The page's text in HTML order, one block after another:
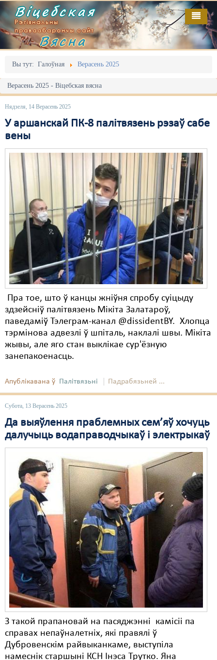
Віцебская
Рэгіянальны
праваабарончы сайт
Вясна
Вы тут: Галоўная Верасень 2025
Верасень 2025 - Віцебская вясна
Нядзеля, 14 Верасень 2025
У аршанскай ПК-8 палітвязень рэзаў сабе
вены
Пра тое, што ў канцы жніўня спробу суіцыду
здзейсніў палітвязень Мікіта Залатароў,
паведаміў Тэлеграм-канал @dissidentBY. Хлопца
тэрмінова адвезлі ў шпіталь, наклалі швы. Мікіта
жывы, але яго стан выклікае сур'ёзную
занепакоенасць.
Апублікавана ў Палітвязьні Падрабязьней ...
Субота, 13 Верасень 2025
Да выяўлення праблемных сем’яў хочуць
далучыць водаправодчыкаў і электрыкаў
З такой прапановай на пасяджэнні камісіі па
справах непаўналетніх, які правялі ў
Дубровенскім райвыканкаме, выступіла
намеснік старшыні КСН Інэса Трутко. Яна
Галоўная
Адміністрацыйны перасьлед
Акцыі
Выбары
Грамадзянскія ініцыятывы
Дзяржава
Дыскрымінацыя
Затрыманьні
Карная псыхіятрыя
КПЧ ААН
Культурныя правы
ЛПП
Мігранты
Мірныя сходы
Палітвязьні
Праваабаронцы
Пэнітэнцыярная сыстэма
Рознае
Свабода сумленьня
Суд
Сьмяротнае пакараньне
Экалёгія
Правы працоўных
Сацыяльныя правы
Выданьні
Відэа
Пра нас
RSS